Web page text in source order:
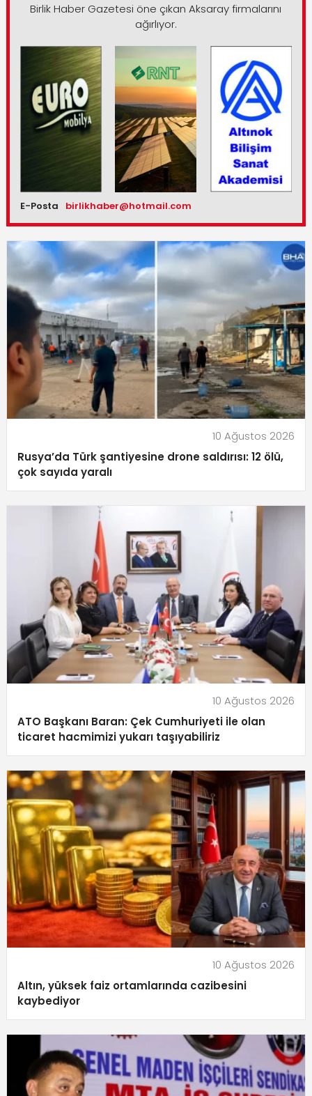
Birlik Haber Gazetesi öne çıkan Aksaray firmalarını
ağırlıyor.
E-Posta birlikhaber@hotmail.com
10 Ağustos 2026
Rusya’da Türk şantiyesine drone saldırısı: 12 ölü,
çok sayıda yaralı
10 Ağustos 2026
ATO Başkanı Baran: Çek Cumhuriyeti ile olan
ticaret hacmimizi yukarı taşıyabiliriz
10 Ağustos 2026
Altın, yüksek faiz ortamlarında cazibesini
kaybediyor